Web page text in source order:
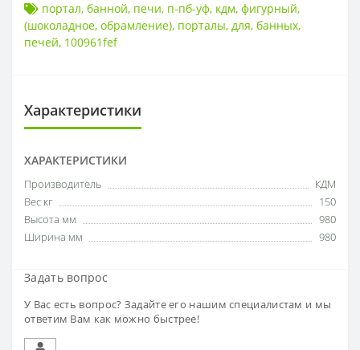
портал, банной, печи, п-пб-уф, кдм, фигурный,
(шоколадное, обрамление), порталы, для, банных,
печей, 100961fef
Характеристики
ХАРАКТЕРИСТИКИ
Производитель
КДМ
Вес кг
150
Высота мм
980
Ширина мм
980
Задать вопрос
У Вас есть вопрос? Задайте его нашим специалистам и мы
ответим Вам как можно быстрее!